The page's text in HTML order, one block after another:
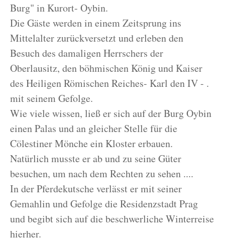
Burg" in Kurort- Oybin.
Die Gäste werden in einem Zeitsprung ins
Mittelalter zurückversetzt und erleben den
Besuch des damaligen Herrschers der
Oberlausitz, den böhmischen König und Kaiser
des Heiligen Römischen Reiches- Karl den IV - .
mit seinem Gefolge.
Wie viele wissen, ließ er sich auf der Burg Oybin
einen Palas und an gleicher Stelle für die
Cölestiner Mönche ein Kloster erbauen.
Natürlich musste er ab und zu seine Güter
besuchen, um nach dem Rechten zu sehen ....
In der Pferdekutsche verlässt er mit seiner
Gemahlin und Gefolge die Residenzstadt Prag
und begibt sich auf die beschwerliche Winterreise
hierher.